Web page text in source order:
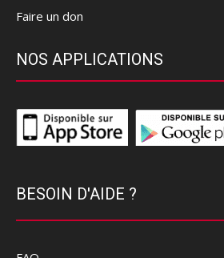
Faire un don
NOS APPLICATIONS
BESOIN D'AIDE ?